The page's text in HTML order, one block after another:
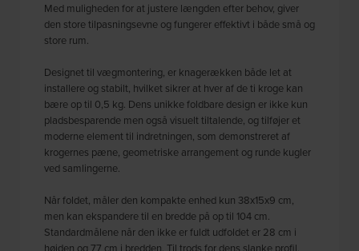
Med muligheden for at justere længden efter behov, giver
den store tilpasningsevne og fungerer effektivt i både små og
store rum.
Designet til vægmontering, er knagerækken både let at
installere og stabilt, hvilket sikrer at hver af de ti kroge kan
bære op til 0,5 kg. Dens unikke foldbare design er ikke kun
pladsbesparende men også visuelt tiltalende, og tilføjer et
moderne element til indretningen, som demonstreret af
krogernes pæne, geometriske arrangement og runde kugler
ved samlingerne.
Når foldet, måler den kompakte enhed kun 38x15x9 cm,
men kan ekspandere til en bredde på op til 104 cm.
Standardmålene når den ikke er fuldt udfoldet er 28 cm i
højden og 77 cm i bredden. Til trods for dens slanke profil,